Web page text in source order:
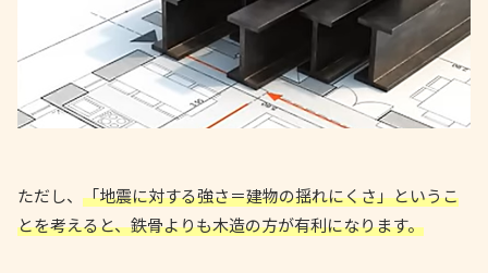
ただし、 「地震に対する強さ＝建物の揺れにくさ」というこ
とを考えると、鉄骨よりも木造の方が有利になります。